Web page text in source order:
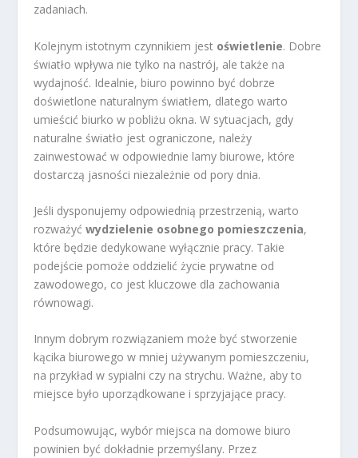
zadaniach.
Kolejnym istotnym czynnikiem jest oświetlenie. Dobre
światło wpływa nie tylko na nastrój, ale także na
wydajność. Idealnie, biuro powinno być dobrze
doświetlone naturalnym światłem, dlatego warto
umieścić biurko w pobliżu okna. W sytuacjach, gdy
naturalne światło jest ograniczone, należy
zainwestować w odpowiednie lamy biurowe, które
dostarczą jasności niezależnie od pory dnia.
Jeśli dysponujemy odpowiednią przestrzenią, warto
rozważyćwydzielenie osobnego pomieszczenia,
które będzie dedykowane wyłącznie pracy. Takie
podejście pomoże oddzielić życie prywatne od
zawodowego, co jest kluczowe dla zachowania
równowagi.
Innym dobrym rozwiązaniem może być stworzenie
kącika biurowego w mniej używanym pomieszczeniu,
na przykład w sypialni czy na strychu. Ważne, aby to
miejsce było uporządkowane i sprzyjające pracy.
Podsumowując, wybór miejsca na domowe biuro
powinien być dokładnie przemyślany. Przez